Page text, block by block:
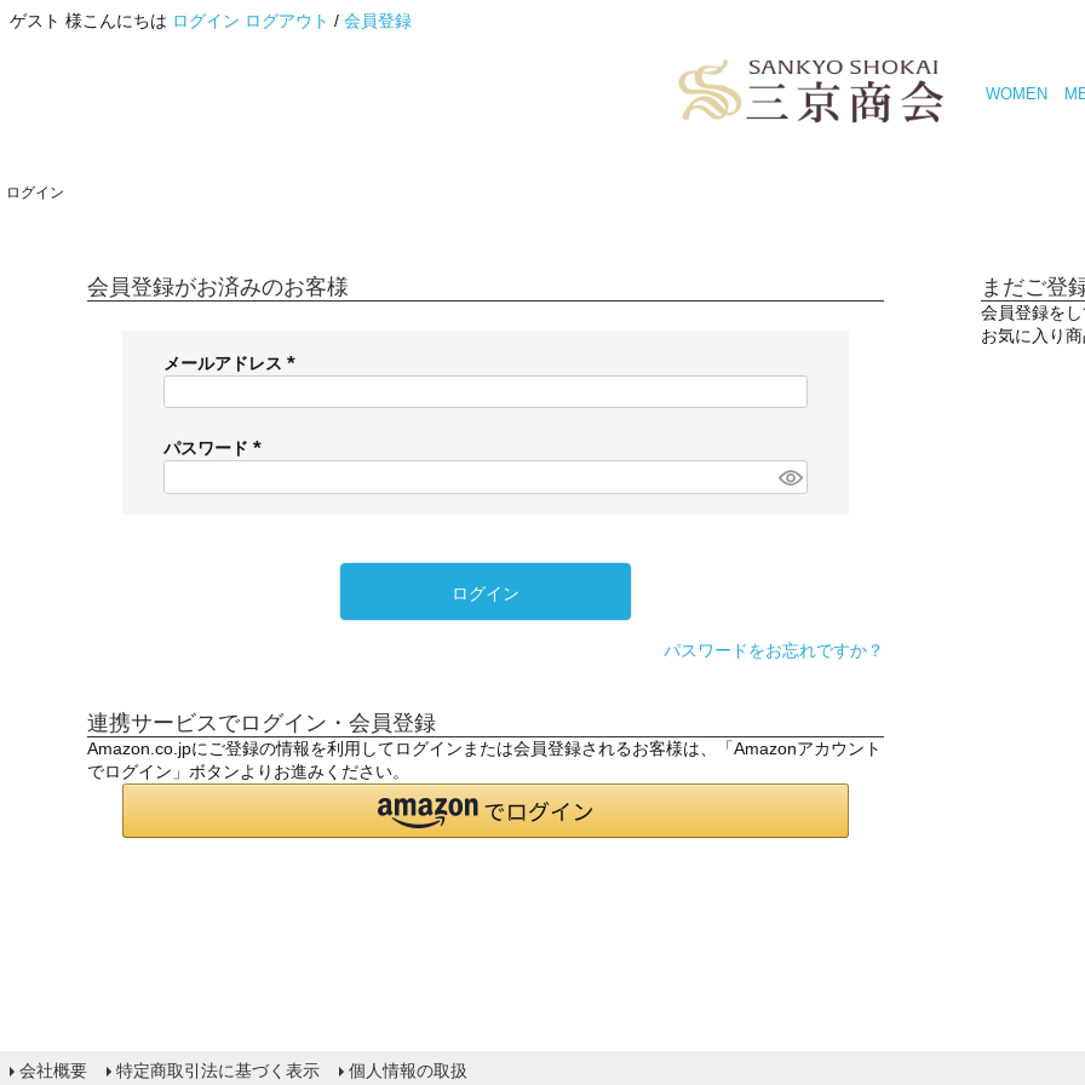
ゲスト 様こんにちは ログイン ログアウト / 会員登録
WOMEN
ログイン
会員登録がお済みのお客様
メールアドレス
必
)
パスワード
必
ログイン
パスワードをお忘れですか？
連携サービスでログイン・会員登録
Amazon.co.jpにご登録の情報を利用してログインまたは会員登録されるお客様は、「Amazonアカウント
でログイン」ボタンよりお進みください。
まだご登
会員登録を
お気に入り
会社概要 特定商取引法に基づく表示 個人情報の取扱